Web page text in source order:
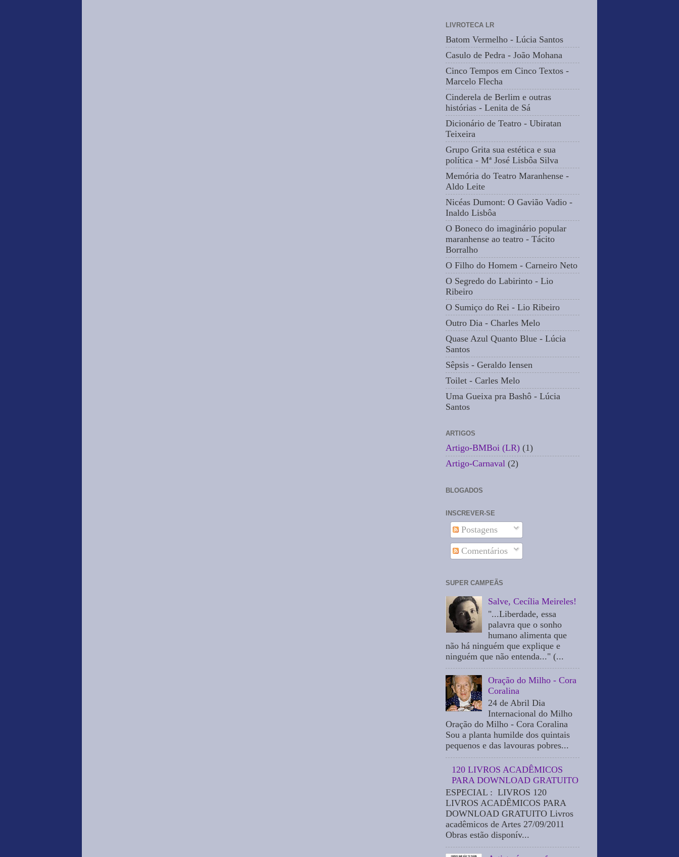
LIVROTECA LR
Batom Vermelho - Lúcia Santos
Casulo de Pedra - João Mohana
Cinco Tempos em Cinco Textos -
Marcelo Flecha
Cinderela de Berlim e outras
histórias - Lenita de Sá
Dicionário de Teatro - Ubiratan
Teixeira
Grupo Grita sua estética e sua
política - Mª José Lisbôa Silva
Memória do Teatro Maranhense -
Aldo Leite
Nicéas Dumont: O Gavião Vadio -
Inaldo Lisbôa
O Boneco do imaginário popular
maranhense ao teatro - Tácito
Borralho
O Filho do Homem - Carneiro Neto
O Segredo do Labirinto - Lio
Ribeiro
O Sumiço do Rei - Lio Ribeiro
Outro Dia - Charles Melo
Quase Azul Quanto Blue - Lúcia
Santos
Sêpsis - Geraldo Iensen
Toilet - Carles Melo
Uma Gueixa pra Bashô - Lúcia
Santos
ARTIGOS
Artigo-BMBoi (LR) (1)
Artigo-Carnaval (2)
BLOGADOS
INSCREVER-SE
Postagens
Comentários
SUPER CAMPEÃS
Salve, Cecília Meireles!
"...Liberdade, essa
palavra que o sonho
humano alimenta que
não há ninguém que explique e
ninguém que não entenda..." (...
Oração do Milho - Cora
Coralina
24 de Abril Dia
Internacional do Milho
Oração do Milho - Cora Coralina
Sou a planta humilde dos quintais
pequenos e das lavouras pobres...
120 LIVROS ACADÊMICOS
PARA DOWNLOAD GRATUITO
ESPECIAL : LIVROS 120
LIVROS ACADÊMICOS PARA
DOWNLOAD GRATUITO Livros
acadêmicos de Artes 27/09/2011
Obras estão disponív...